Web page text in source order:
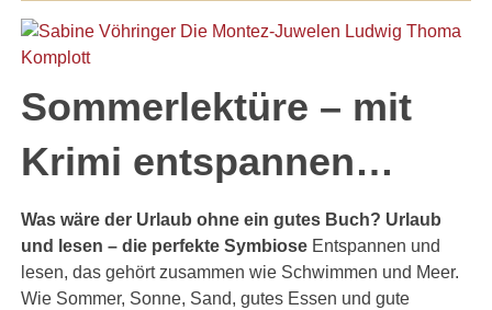
Sommerlektüre – mit
Krimi entspannen…
Was wäre der Urlaub ohne ein gutes Buch? Urlaub
und lesen – die perfekte Symbiose Entspannen und
lesen, das gehört zusammen wie Schwimmen und Meer.
Wie Sommer, Sonne, Sand, gutes Essen und gute